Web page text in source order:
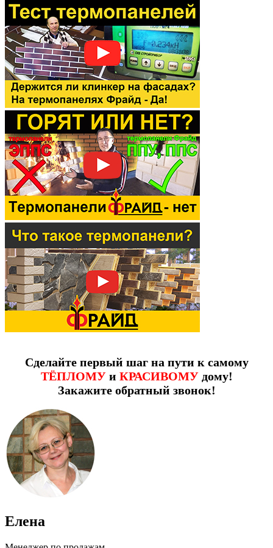
Сделайте первый шаг на пути к самому
ТЁПЛОМУи КРАСИВОМУдому!
Закажите обратный звонок!
Елена